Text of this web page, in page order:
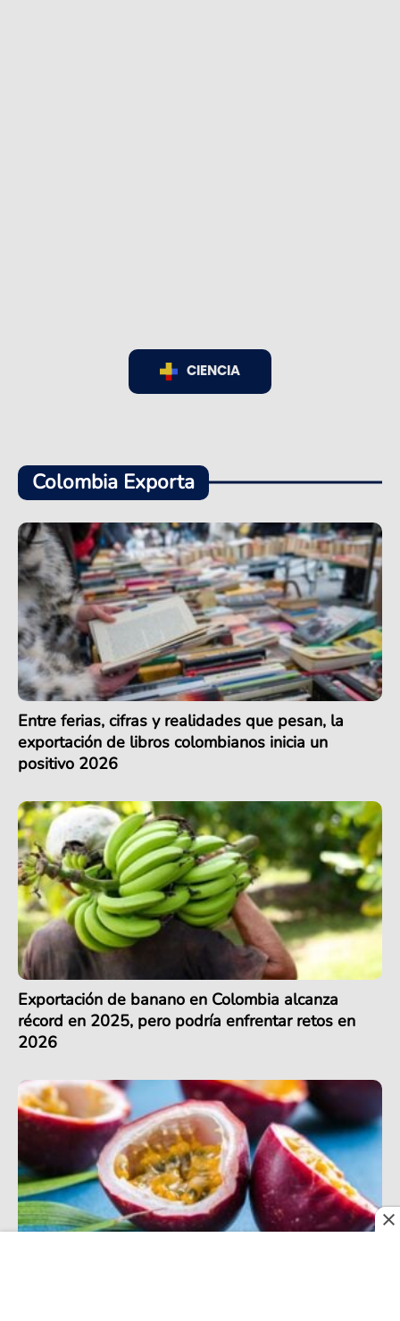
CIENCIA
Colombia Exporta
Entre ferias, cifras y realidades que pesan, la
exportación de libros colombianos inicia un
positivo 2026
Exportación de banano en Colombia alcanza
récord en 2025, pero podría enfrentar retos en
2026